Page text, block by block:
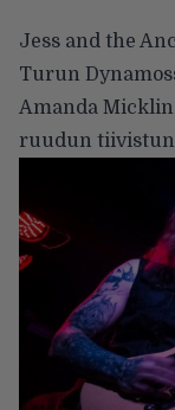
Jess and the
Turun
Amanda
ruudun